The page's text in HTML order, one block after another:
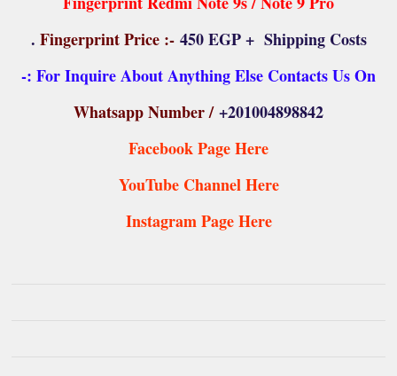
Fingerprint Price :-450 EGP + Shipping Costs .
For Inquire About Anything Else Contacts Us On :-
Whatsapp Number /+201004898842
Facebook Page Here
YouTube Channel Here
Instagram Page Here